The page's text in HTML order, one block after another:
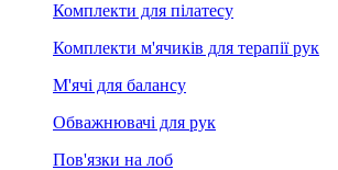
Комплекти для пілатесу
Комплекти м'ячиків для терапії рук
М'ячі для балансу
Обважнювачі для рук
Пов'язки на лоб